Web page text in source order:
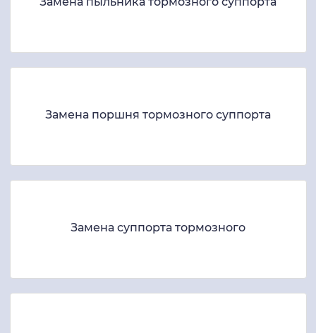
Замена поршня тормозного суппорта
Замена суппорта тормозного